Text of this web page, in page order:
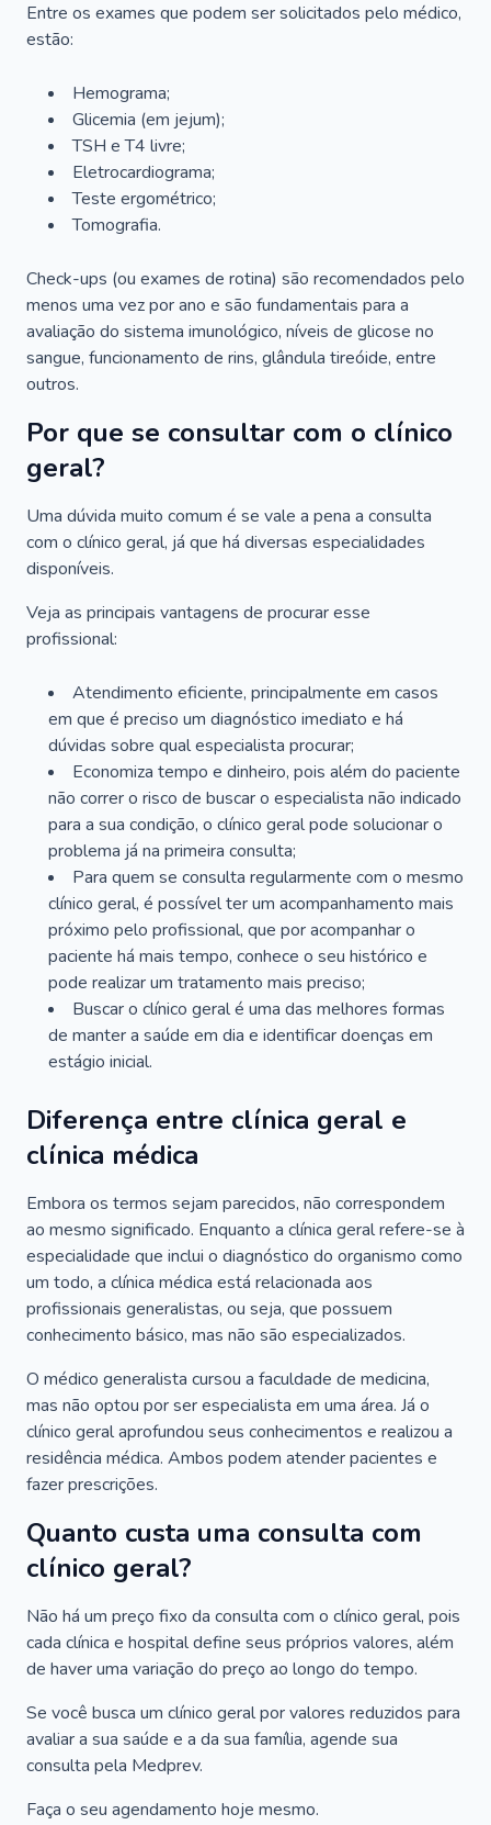
Entre os exames que podem ser solicitados pelo médico,
estão:
Hemograma;
Glicemia (em jejum);
TSH e T4 livre;
Eletrocardiograma;
Teste ergométrico;
Tomografia.
Check-ups (ou exames de rotina) são recomendados pelo
menos uma vez por ano e são fundamentais para a
avaliação do sistema imunológico, níveis de glicose no
sangue, funcionamento de rins, glândula tireóide, entre
outros.
Por que se consultar com o clínico
geral?
Uma dúvida muito comum é se vale a pena a consulta
com o clínico geral, já que há diversas especialidades
disponíveis.
Veja as principais vantagens de procurar esse
profissional:
Atendimento eficiente, principalmente em casos
em que é preciso um diagnóstico imediato e há
dúvidas sobre qual especialista procurar;
Economiza tempo e dinheiro, pois além do paciente
não correr o risco de buscar o especialista não indicado
para a sua condição, o clínico geral pode solucionar o
problema já na primeira consulta;
Para quem se consulta regularmente com o mesmo
clínico geral, é possível ter um acompanhamento mais
próximo pelo profissional, que por acompanhar o
paciente há mais tempo, conhece o seu histórico e
pode realizar um tratamento mais preciso;
Buscar o clínico geral é uma das melhores formas
de manter a saúde em dia e identificar doenças em
estágio inicial.
Diferença entre clínica geral e
clínica médica
Embora os termos sejam parecidos, não correspondem
ao mesmo significado. Enquanto a clínica geral refere-se à
especialidade que inclui o diagnóstico do organismo como
um todo, a clínica médica está relacionada aos
profissionais generalistas, ou seja, que possuem
conhecimento básico, mas não são especializados.
O médico generalista cursou a faculdade de medicina,
mas não optou por ser especialista em uma área. Já o
clínico geral aprofundou seus conhecimentos e realizou a
residência médica. Ambos podem atender pacientes e
fazer prescrições.
Quanto custa uma consulta com
clínico geral?
Não há um preço fixo da consulta com o clínico geral, pois
cada clínica e hospital define seus próprios valores, além
de haver uma variação do preço ao longo do tempo.
Se você busca um clínico geral por valores reduzidos para
avaliar a sua saúde e a da sua família, agende sua
consulta pela Medprev.
Faça o seu agendamento hoje mesmo.